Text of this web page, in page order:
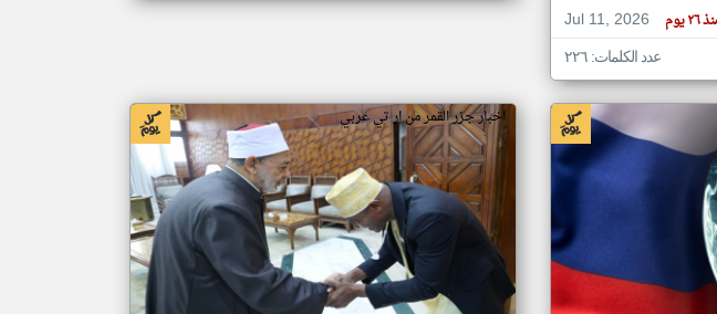
Jul 11, 2026
٢٦ يوم
عدد الكلمات: ٢٢٦
اخبار جزر القمر من ار تي عربي